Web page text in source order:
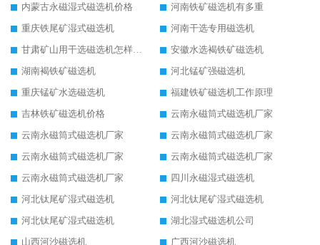
内蒙古永磁湿式磁选机价格
河南铁矿磁选机有多重
重庆铁尾矿湿式磁选机
河南干选专用磁选机
甘肃矿山用干选磁选机怎样调磁
安徽水选褐铁矿磁选机
湖南褐铁矿磁选机
河北锰矿强磁选机
重庆锰矿水选磁选机
福建铁矿磁选机工作原理
吉林铁矿磁选机价格
云南永磁筒式磁选机厂家
云南永磁筒式磁选机厂家
云南永磁筒式磁选机厂家
云南永磁筒式磁选机厂家
云南永磁筒式磁选机厂家
云南永磁筒式磁选机厂家
四川永磁湿式磁选机
河北钛尾矿湿式磁选机
河北钛尾矿湿式磁选机
河北钛尾矿湿式磁选机
湖北湿式磁选机公司
山西河沙磁选机
广西河沙磁选机